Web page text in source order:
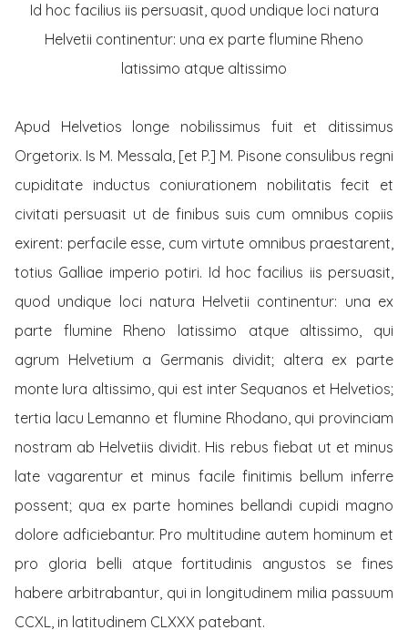
Id hoc facilius iis persuasit, quod undique loci natura
Helvetii continentur: una ex parte flumine Rheno
latissimo atque altissimo
Apud Helvetios longe nobilissimus fuit et ditissimus
Orgetorix. Is M. Messala, [et P.] M. Pisone consulibus regni
cupiditate inductus coniurationem nobilitatis fecit et
civitati persuasit ut de finibus suis cum omnibus copiis
exirent: perfacile esse, cum virtute omnibus praestarent,
totius Galliae imperio potiri. Id hoc facilius iis persuasit,
quod undique loci natura Helvetii continentur: una ex
parte flumine Rheno latissimo atque altissimo, qui
agrum Helvetium a Germanis dividit; altera ex parte
monte Iura altissimo, qui est inter Sequanos et Helvetios;
tertia lacu Lemanno et flumine Rhodano, qui provinciam
nostram ab Helvetiis dividit. His rebus fiebat ut et minus
late vagarentur et minus facile finitimis bellum inferre
possent; qua ex parte homines bellandi cupidi magno
dolore adficiebantur. Pro multitudine autem hominum et
pro gloria belli atque fortitudinis angustos se fines
habere arbitrabantur, qui in longitudinem milia passuum
CCXL, in latitudinem CLXXX patebant.